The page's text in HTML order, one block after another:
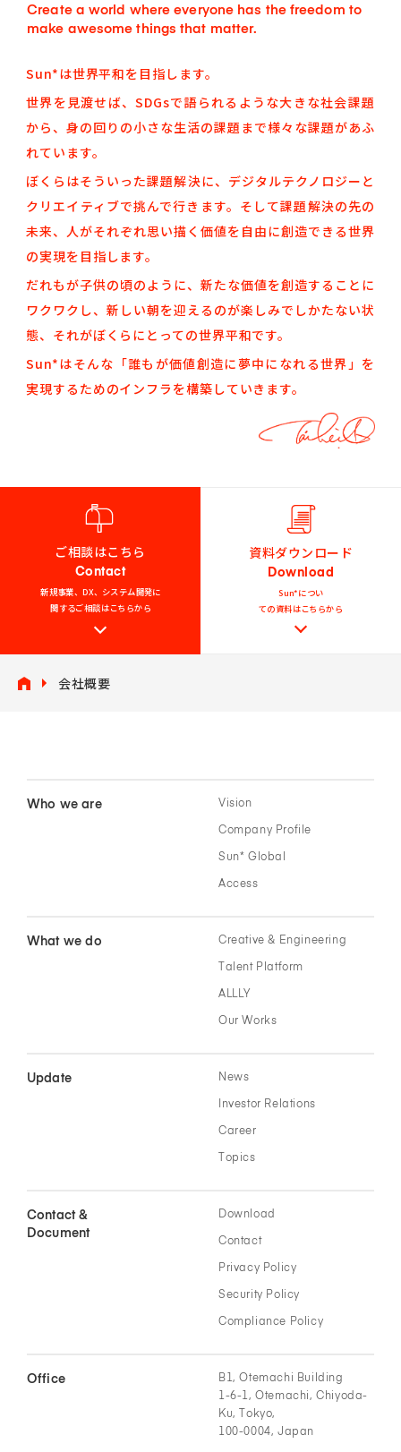
Create a world where everyone has the freedom to
make awesome things that matter.
Sun*は世界平和を目指します。
世界を見渡せば、SDGsで語られるような大きな社会課題
から、身の回りの小さな生活の課題まで様々な課題があふ
れています。
ぼくらはそういった課題解決に、デジタルテクノロジーと
クリエイティブで挑んで行きます。 そして課題解決の先の
未来、人がそれぞれ思い描く価値を自由に創造できる世界
の実現を目指します。
だれもが子供の頃のように、新たな価値を創造することに
ワクワクし、新しい朝を迎えるのが楽しみでしかたない状
態、それがぼくらにとっての世界平和です。
Sun*はそんな「誰もが価値創造に夢中になれる世界」を
実現するためのインフラを構築していきます。
ご相談はこちら
Contact
新規事業、DX、システム開発に
関するご相談はこちらから
資料ダウンロード
Download
Sun*につい
ての資料はこちらから
会社概要
Who we are Vision
Company Profile
Sun* Global
Access
What we do Creative & Engineering
Talent Platform
ALLLY
Our Works
Update News
Investor Relations
Career
Topics
Contact &
Document
Download
Contact
Privacy Policy
Security Policy
Compliance Policy
Office
B1, Otemachi Building
1-6-1, Otemachi, Chiyoda-
Ku, Tokyo,
100-0004, Japan